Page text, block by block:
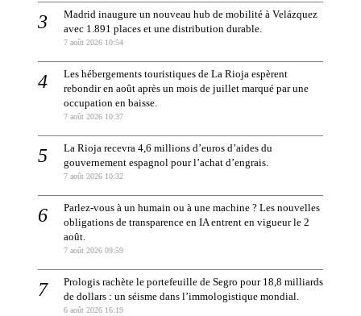
Madrid inaugure un nouveau hub de mobilité à Velázquez
avec 1.891 places et une distribution durable.
7 août 2026 10:54
Les hébergements touristiques de La Rioja espèrent
rebondir en août après un mois de juillet marqué par une
occupation en baisse.
7 août 2026 10:37
La Rioja recevra 4,6 millions d’euros d’aides du
gouvernement espagnol pour l’achat d’engrais.
7 août 2026 10:32
Parlez-vous à un humain ou à une machine ? Les nouvelles
obligations de transparence en IA entrent en vigueur le 2
août.
7 août 2026 09:59
Prologis rachète le portefeuille de Segro pour 18,8 milliards
de dollars : un séisme dans l’immologistique mondial.
6 août 2026 16:19